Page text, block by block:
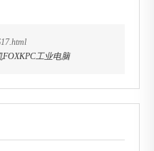
FOXKPC工业电脑